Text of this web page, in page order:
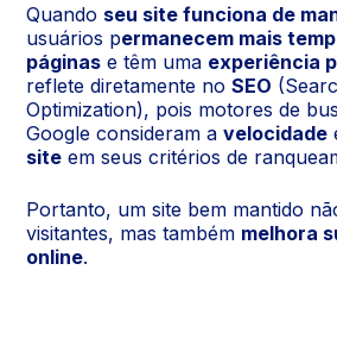
Quando seu site funciona de
usuários permanecem mais
páginas e têm uma experiência
reflete diretamente noSEO
Optimization), pois motores de
Google consideram avelocidade
site em seus critérios de
Portanto, um site bem mantido
visitantes, mas também melhora
online.